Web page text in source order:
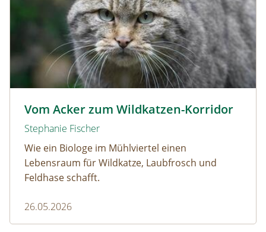
Vom Acker zum Wildkatzen-Korridor
Stephanie Fischer
Wie ein Biologe im Mühlviertel einen
Lebensraum für Wildkatze, Laubfrosch und
Feldhase schafft.
26.05.2026